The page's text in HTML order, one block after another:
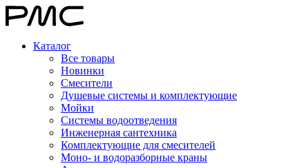
Каталог
Все товары
Новинки
Смесители
Душевые системы и комплектующие
Мойки
Системы водоотведения
Инженерная сантехника
Комплектующие для смесителей
Моно- и водоразборные краны